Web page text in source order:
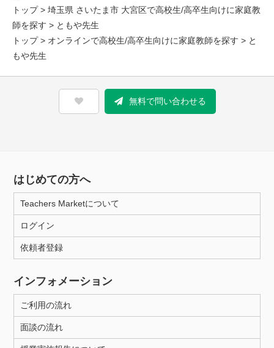
トップ> 埼玉県 さいたま市 大宮区で高校生/高卒生向けに家庭教
師を探す > ともや先生
トップ> オンラインで高校生/高卒生向けに家庭教師を探す > と
もや先生
無料で問い合わせる
はじめての方へ
Teachers Marketについて
ログイン
依頼者登録
インフォメーション
ご利用の流れ
面談の流れ